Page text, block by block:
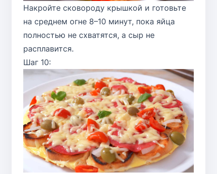
Накройте сковороду крышкой и готовьте
на среднем огне 8–10 минут, пока яйца
полностью не схватятся, а сыр не
расплавится.
Шаг 10: